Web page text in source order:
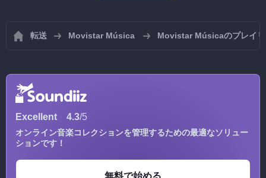
転送 Movistar Música Movistar Músicaのプレイ
Excellent 4.3/5
オンライン音楽コレクションを管理するための最適なソリュー
ションです！
無料で始める